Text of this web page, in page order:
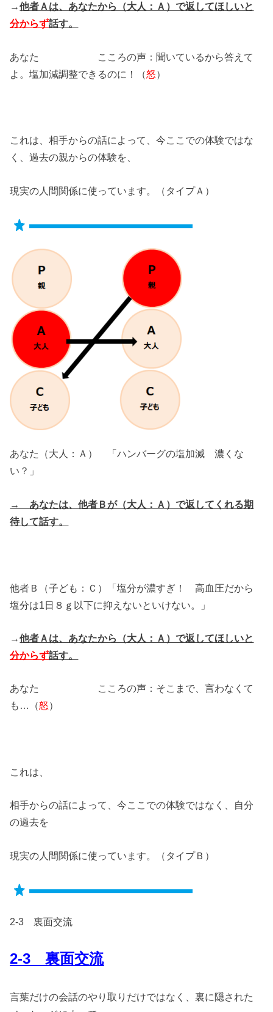
→他者Ａは、あなたから（大人：Ａ）で返してほしいと
分からず話す。
あなた こころの声：聞いているから答えて
よ。塩加減調整できるのに！（怒）
これは、相手からの話によって、今ここでの体験ではな
く、過去の親からの体験を、
現実の人間関係に使っています。（タイプＡ）
あなた（大人：Ａ） 「ハンバーグの塩加減 濃くな
い？」
→ あなたは、他者Ｂが（大人：Ａ）で返してくれる期
待して話す。
他者Ｂ（子ども：Ｃ）「塩分が濃すぎ！ 高血圧だから
塩分は1日８ｇ以下に抑えないといけない。」
→他者Ａは、あなたから（大人：Ａ）で返してほしいと
分からず話す。
あなた こころの声：そこまで、言わなくて
も…（怒）
これは、
相手からの話によって、今ここでの体験ではなく、自分
の過去を
現実の人間関係に使っています。（タイプＢ）
2-3 裏面交流
2-3 裏面交流
言葉だけの会話のやり取りだけではなく、裏に隠された